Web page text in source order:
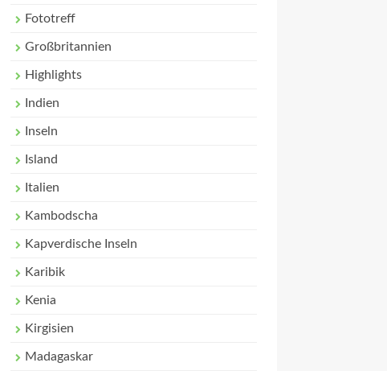
Fototreff
Großbritannien
Highlights
Indien
Inseln
Island
Italien
Kambodscha
Kapverdische Inseln
Karibik
Kenia
Kirgisien
Madagaskar